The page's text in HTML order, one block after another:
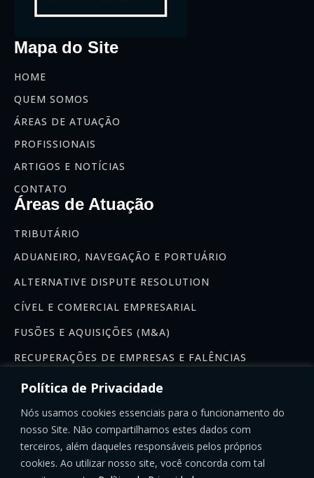
Política de Privacidade
Nós usamos cookies essenciais para o funcionamento do
nosso Site. Não compartilhamos estes dados com
terceiros, além daqueles responsáveis pelos próprios
cookies. Ao utilizar nosso site, você concorda com tal
Mapa do Site
HOME
QUEM SOMOS
ÁREAS DE ATUAÇÃO
PROFISSIONAIS
ARTIGOS E NOTÍCIAS
CONTATO
Áreas de Atuação
TRIBUTÁRIO
ADUANEIRO, NAVEGAÇÃO E PORTUÁRIO
ALTERNATIVE DISPUTE RESOLUTION
CÍVEL E COMERCIAL EMPRESARIAL
FUSÕES E AQUISIÇÕES (M&A)
RECUPERAÇÕES DE EMPRESAS E FALÊNCIAS
Se inscreva na nossa newsletter: